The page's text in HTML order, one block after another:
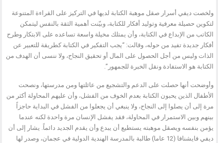
ولخصت ديفي أسرار صقل موهبة الكتابة لديها في التركيز على القراءة المتنوعة
لتكوين حصيلة معرفية وتوليد أفكار للكتابة، وبيّنت أهمية الثقة بالنفس ليتمكن
الكاتب من الإبداع في الكتابة، وأن يمتلك مخيلة واسعة تساعده على الابتكار وطرح
أفكار جديدة تفيد من حوله، وقالت: “يجب التفكير في الكتابة كطريقة للتعبير عن
الذات وليس من أجل الحصول على المال أو تحقيق النجاح، ولا ننسى أن الهدف من
الكتابة هو الاستفادة ونقل الخبرة للجمهور”.
وأوضحت أنها حصلت على الدعم والتشجيع من عائلتها ومن مدرستها، ونصحت
الأطفال الذين يحبون الكتابة بعدم الخوف من الفشل، وأن عليهم المحاولة أكثر من
مرة إلى أن يصلوا إلى النجاح، ولا ينبغي أن يجعلوا من الفشل في البداية حاجزاً
بينهم وبين الاستمرار في المحاولة، فقد يفشل الإنسان مرة واحدة لكنه عندما
يؤمن بنفسه ويصقل موهبته يستطيع أن يبدع وأن يقدم الجديد دائماً. يشار إلى أن
ديفي فايشنافا (12 عاما) طالبة بالمدرسة الهندية الدولية في عجمان، وصدر لها